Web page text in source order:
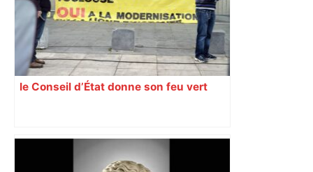
le Conseil d’État donne son feu vert